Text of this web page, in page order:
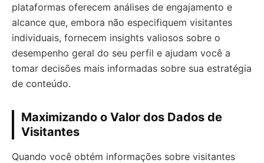
plataformas oferecem análises de engajamento e
alcance que, embora não especifiquem visitantes
individuais, fornecem insights valiosos sobre o
desempenho geral do seu perfil e ajudam você a
tomar decisões mais informadas sobre sua estratégia
de conteúdo.
Maximizando o Valor dos Dados de
Visitantes
Quando você obtém informações sobre visitantes